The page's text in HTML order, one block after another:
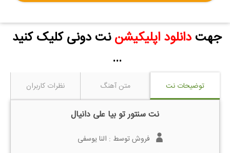
جهتدانلود اپلیکیشن نت دونی کلیک کنید
...
توضیحات نت متن آهنگ نظرات کاربران
نت سنتور تو بیا علی دانیال
فروش توسط : النا یوسفی